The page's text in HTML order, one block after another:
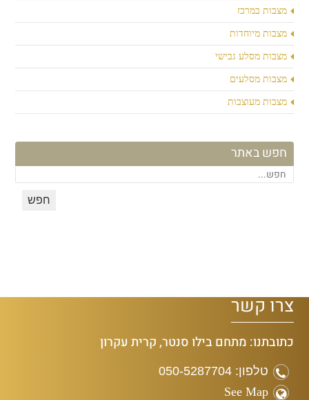
מצבות במרכז
מצבות מיוחדות
מצבות מסלע גבישי
מצבות מסלעים
מצבות מעוצבות
חפש באתר
צרו קשר
כתובתנו: מתחם בילו סנטר, קרית עקרון
טלפון: 050-5287704
See Map